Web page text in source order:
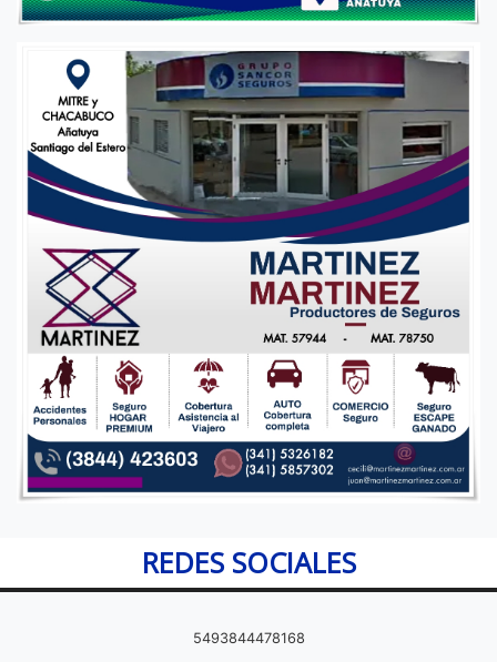
REDES SOCIALES
5493844478168